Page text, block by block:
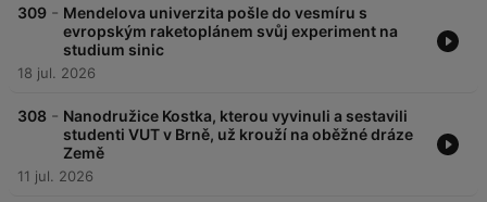
309 - Mendelova univerzita pošle do vesmíru s
evropským raketoplánem svůj experiment na
studium sinic
18 jul. 2026
308 - Nanodružice Kostka, kterou vyvinuli a sestavili
studenti VUT v Brně, už krouží na oběžné dráze
Země
11 jul. 2026